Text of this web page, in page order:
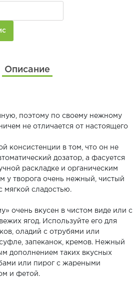
Описание
поэтому по своему нежному
не отличается от настоящего
консистенции в том, что он не
дозатор, а фасуется
раскладке и органическим
у творога очень нежный, чистый
мягкой сладостью.
очень вкусен в чистом виде или с
ягод. Используйте его для
оладий с отрубями или
запеканок, кремов. Нежный
дополнением таких вкусных
или пирог с жареными
и фетой.